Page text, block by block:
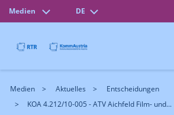
Medien DE
Medien Aktuelles
Entscheidungen
KOA 4.212/10-005 - ATV Aichfeld Film- und...